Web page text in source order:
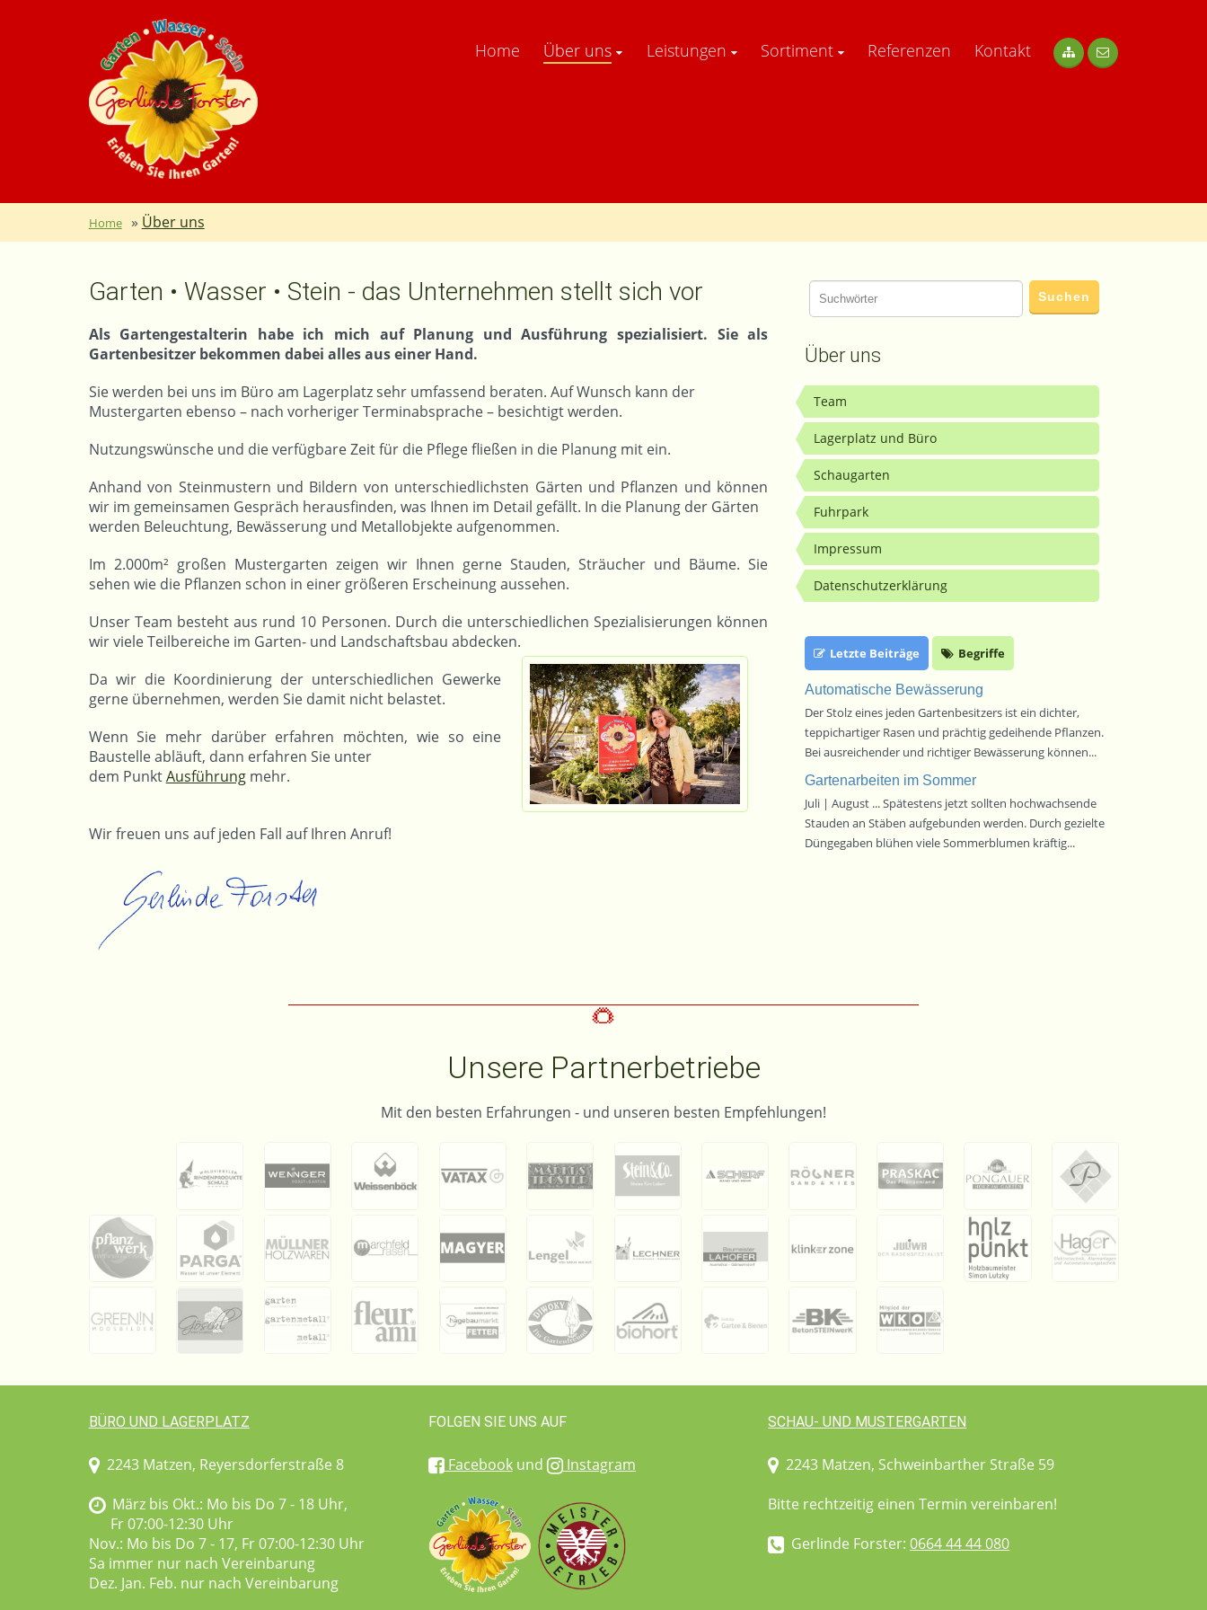
Home Über uns Leistungen Sortiment Referenzen Kontakt
Home » Über uns
Garten • Wasser • Stein - das Unternehmen stellt sich vor
Als Gartengestalterin habe ich mich auf Planung und Ausführung spezialisiert. Sie als
Gartenbesitzer bekommen dabei alles aus einer Hand.
Sie werden bei uns im Büro am Lagerplatz sehr umfassend beraten. Auf Wunsch kann der
Mustergarten ebenso – nach vorheriger Terminabsprache – besichtigt werden.
Nutzungswünsche und die verfügbare Zeit für die Pflege fließen in die Planung mit ein.
Anhand von Steinmustern und Bildern von unterschiedlichsten Gärten und Pflanzen und können
wir im gemeinsamen Gespräch herausfinden, was Ihnen im Detail gefällt. In die Planung der Gärten
werden Beleuchtung, Bewässerung und Metallobjekte aufgenommen.
Im 2.000m² großen Mustergarten zeigen wir Ihnen gerne Stauden, Sträucher und Bäume. Sie
sehen wie die Pflanzen schon in einer größeren Erscheinung aussehen.
Unser Team besteht aus rund 10 Personen. Durch die unterschiedlichen Spezialisierungen können
wir viele Teilbereiche im Garten- und Landschaftsbau abdecken.
Da wir die Koordinierung der unterschiedlichen Gewerke
gerne übernehmen, werden Sie damit nicht belastet.
Wenn Sie mehr darüber erfahren möchten, wie so eine
Baustelle abläuft, dann erfahren Sie unter
dem PunktAusführungmehr.
Wir freuen uns auf jeden Fall auf Ihren Anruf!
Über uns
Team
Lagerplatz und Büro
Schaugarten
Fuhrpark
Impressum
Datenschutzerklärung
Letzte Beiträge Begriffe
Automatische Bewässerung
Der Stolz eines jeden Gartenbesitzers ist ein dichter,
teppichartiger Rasen und prächtig gedeihende Pflanzen.
Bei ausreichender und richtiger Bewässerung können...
Gartenarbeiten im Sommer
Juli | August ... Spätestens jetzt sollten hochwachsende
Stauden an Stäben aufgebunden werden. Durch gezielte
Düngegaben blühen viele Sommerblumen kräftig...
Unsere Partnerbetriebe
Mit den besten Erfahrungen - und unseren besten Empfehlungen!
BÜRO UND LAGERPLATZ
2243 Matzen, Reyersdorferstraße 8
März bis Okt.: Mo bis Do 7 - 18 Uhr,
Fr 07:00-12:30 Uhr
Nov.: Mo bis Do 7 - 17, Fr 07:00-12:30 Uhr
Sa immer nur nach Vereinbarung
Dez. Jan. Feb. nur nach Vereinbarung
FOLGEN SIE UNS AUF
Facebookund Instagram
SCHAU- UND MUSTERGARTEN
2243 Matzen, Schweinbarther Straße 59
Bitte rechtzeitig einen Termin vereinbaren!
Gerlinde Forster:0664 44 44 080